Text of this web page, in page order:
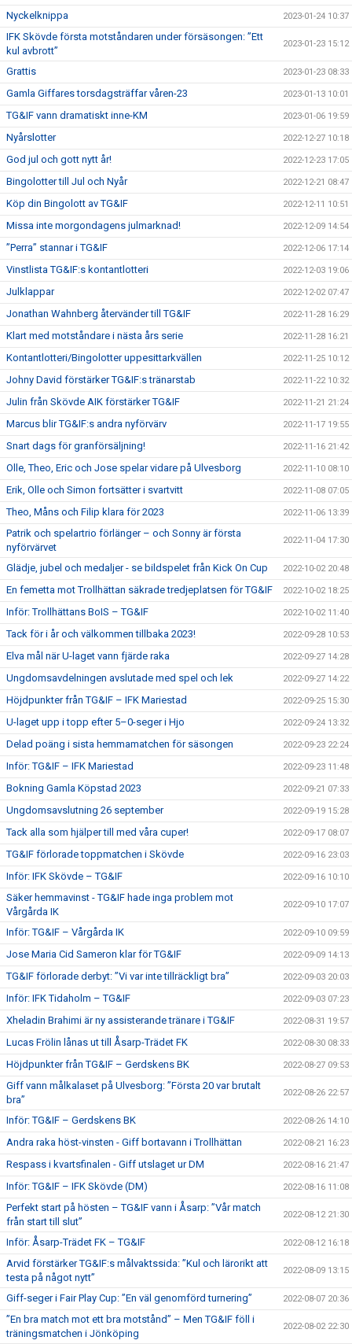
Nyckelknippa 2023-01-24 10:37
IFK Skövde första motståndaren under försäsongen: ”Ett
kul avbrott”
2023-01-23 15:12
Grattis 2023-01-23 08:33
Gamla Giffares torsdagsträffar våren-23 2023-01-13 10:01
TG&IF vann dramatiskt inne-KM 2023-01-06 19:59
Nyårslotter 2022-12-27 10:18
God jul och gott nytt år! 2022-12-23 17:05
Bingolotter till Jul och Nyår 2022-12-21 08:47
Köp din Bingolott av TG&IF 2022-12-11 10:51
Missa inte morgondagens julmarknad! 2022-12-09 14:54
”Perra” stannar i TG&IF 2022-12-06 17:14
Vinstlista TG&IF:s kontantlotteri 2022-12-03 19:06
Julklappar 2022-12-02 07:47
Jonathan Wahnberg återvänder till TG&IF 2022-11-28 16:29
Klart med motståndare i nästa års serie 2022-11-28 16:21
Kontantlotteri/Bingolotter uppesittarkvällen 2022-11-25 10:12
Johny David förstärker TG&IF:s tränarstab 2022-11-22 10:32
Julin från Skövde AIK förstärker TG&IF 2022-11-21 21:24
Marcus blir TG&IF:s andra nyförvärv 2022-11-17 19:55
Snart dags för granförsäljning! 2022-11-16 21:42
Olle, Theo, Eric och Jose spelar vidare på Ulvesborg 2022-11-10 08:10
Erik, Olle och Simon fortsätter i svartvitt 2022-11-08 07:05
Theo, Måns och Filip klara för 2023 2022-11-06 13:39
Patrik och spelartrio förlänger – och Sonny är första
nyförvärvet
2022-11-04 17:30
Glädje, jubel och medaljer - se bildspelet från Kick On Cup 2022-10-02 20:48
En femetta mot Trollhättan säkrade tredjeplatsen för TG&IF 2022-10-02 18:25
Inför: Trollhättans BoIS – TG&IF 2022-10-02 11:40
Tack för i år och välkommen tillbaka 2023! 2022-09-28 10:53
Elva mål när U-laget vann fjärde raka 2022-09-27 14:28
Ungdomsavdelningen avslutade med spel och lek 2022-09-27 14:22
Höjdpunkter från TG&IF – IFK Mariestad 2022-09-25 15:30
U-laget upp i topp efter 5–0-seger i Hjo 2022-09-24 13:32
Delad poäng i sista hemmamatchen för säsongen 2022-09-23 22:24
Inför: TG&IF – IFK Mariestad 2022-09-23 11:48
Bokning Gamla Köpstad 2023 2022-09-21 07:33
Ungdomsavslutning 26 september 2022-09-19 15:28
Tack alla som hjälper till med våra cuper! 2022-09-17 08:07
TG&IF förlorade toppmatchen i Skövde 2022-09-16 23:03
Inför: IFK Skövde – TG&IF 2022-09-16 10:10
Säker hemmavinst - TG&IF hade inga problem mot
Vårgårda IK
2022-09-10 17:07
Inför: TG&IF – Vårgårda IK 2022-09-10 09:59
Jose Maria Cid Sameron klar för TG&IF 2022-09-09 14:13
TG&IF förlorade derbyt: ”Vi var inte tillräckligt bra” 2022-09-03 20:03
Inför: IFK Tidaholm – TG&IF 2022-09-03 07:23
Xheladin Brahimi är ny assisterande tränare i TG&IF 2022-08-31 19:57
Lucas Frölin lånas ut till Åsarp-Trädet FK 2022-08-30 08:33
Höjdpunkter från TG&IF – Gerdskens BK 2022-08-27 09:53
Giff vann målkalaset på Ulvesborg: ”Första 20 var brutalt
bra”
2022-08-26 22:57
Inför: TG&IF – Gerdskens BK 2022-08-26 14:10
Andra raka höst-vinsten - Giff bortavann i Trollhättan 2022-08-21 16:23
Respass i kvartsfinalen - Giff utslaget ur DM 2022-08-16 21:47
Inför: TG&IF – IFK Skövde (DM) 2022-08-16 11:08
Perfekt start på hösten – TG&IF vann i Åsarp: ”Vår match
från start till slut”
2022-08-12 21:30
Inför: Åsarp-Trädet FK – TG&IF 2022-08-12 16:18
Arvid förstärker TG&IF:s målvaktssida: ”Kul och lärorikt att
testa på något nytt”
2022-08-09 13:15
Giff-seger i Fair Play Cup: ”En väl genomförd turnering” 2022-08-07 20:36
”En bra match mot ett bra motstånd” – Men TG&IF föll i
träningsmatchen i Jönköping
2022-08-02 22:30